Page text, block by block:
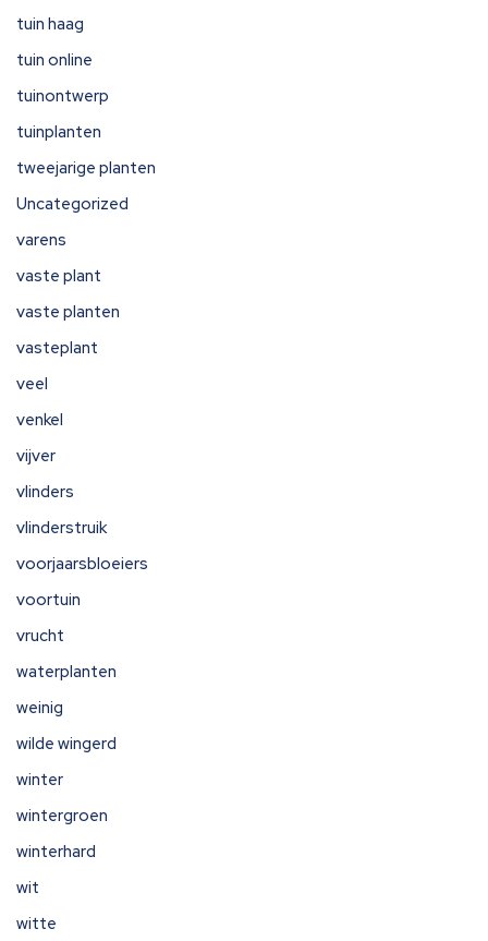
tuin haag
tuin online
tuinontwerp
tuinplanten
tweejarige planten
Uncategorized
varens
vaste plant
vaste planten
vasteplant
veel
venkel
vijver
vlinders
vlinderstruik
voorjaarsbloeiers
voortuin
vrucht
waterplanten
weinig
wilde wingerd
winter
wintergroen
winterhard
wit
witte